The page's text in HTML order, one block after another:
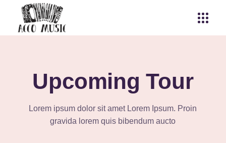
Upcoming Tour
Lorem ipsum dolor sit amet Lorem Ipsum. Proin
gravida lorem quis bibendum aucto